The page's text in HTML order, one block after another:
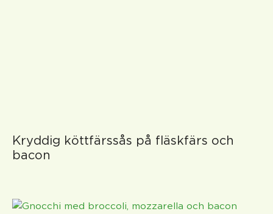
Kryddig köttfärssås på fläskfärs och
bacon